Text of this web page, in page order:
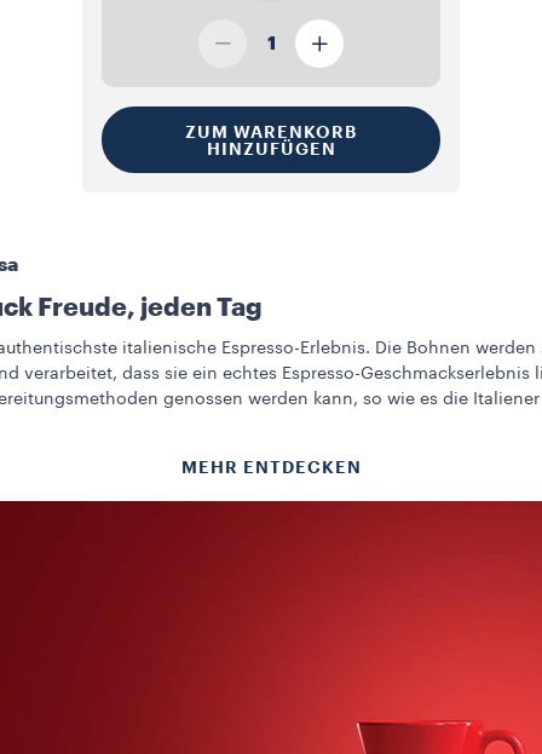
1
ZUM WARENKORB
HINZUFÜGEN
Freude, jeden Tag
italienische Espresso-Erlebnis. Die Bohnen werden
verarbeitet, dass sie ein echtes Espresso-Geschmackserlebnis
genossen werden kann, so wie es die
MEHR ENTDECKEN